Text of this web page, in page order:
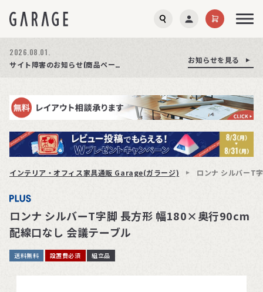
お知らせを見る
商品ページ障害復旧のお知らせ お知らせを見る
2026.08.01.
サイト障害のお知らせ(商品ページが正常に表示されない事象発生)
お知らせを見る
インテリア・オフィス家具通販 Garage(ガラージ) ロンナ シルバーT
ロンナ シルバーT字脚 長方形 幅180×奥行90cm
配線口なし 会議テーブル
送料無料 設置費必須 組立品